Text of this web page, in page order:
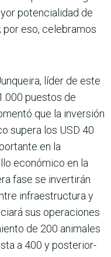
potencialidad de
eso, celebramos
líder de este
puestos de
que la inver­sión
supera los USD 40
en la
económico en la
fase se invertirán
infraestructura y
sus operaciones
de 200 animales
a 400 y posterior­